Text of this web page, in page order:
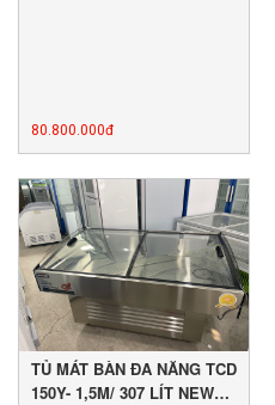
80.800.000đ
TỦ MÁT BÀN ĐA NĂNG TCD
150Y- 1,5M/ 307 LÍT NEW